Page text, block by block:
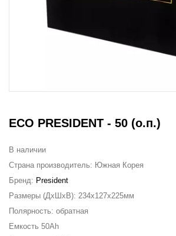
ECO PRESIDENT - 50 (о.п.)
В наличии
Страна производитель: Южная Корея
Бренд: President
Размеры (ДxШxВ): 234x127x225мм
Полярность: обратная
Емкость 50Ah